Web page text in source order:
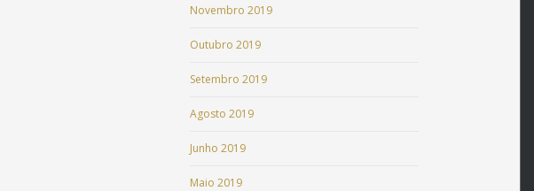
Novembro 2019
Outubro 2019
Setembro 2019
Agosto 2019
Junho 2019
Maio 2019